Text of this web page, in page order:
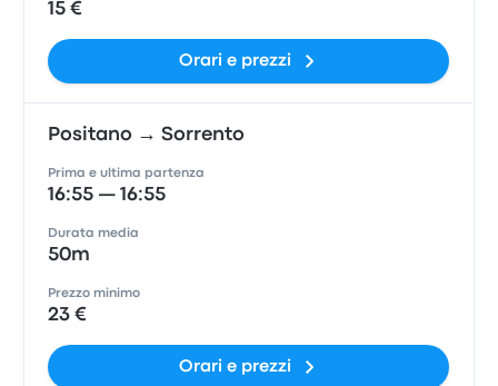
15 €
Orari e prezzi
Positano → Sorrento
Prima e ultima partenza
16:55 — 16:55
Durata media
50m
Prezzo minimo
23 €
Orari e prezzi